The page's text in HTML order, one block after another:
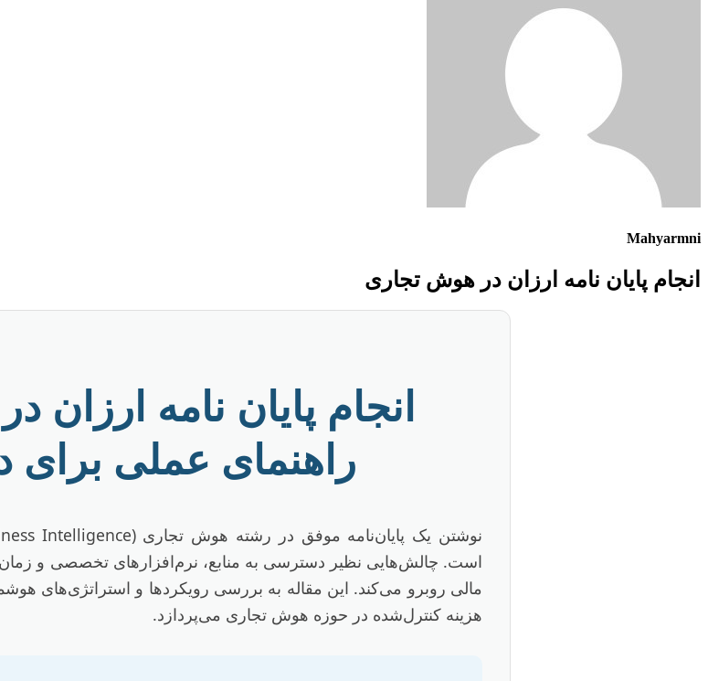
Mahyarmni
انجام پایان نامه ارزان در هوش تجاری
انجام پایان نامه
راهنمای عملی برای
است. چالش‌هایی نظیر دسترسی به منابع، نرم‌افزارهای تخصصی و
مالی روبرو می‌کند. این مقاله به بررسی رویکردها و استراتژی‌های
هزینه کنترل‌شده در حوزه هوش تجاری می‌پردازد.